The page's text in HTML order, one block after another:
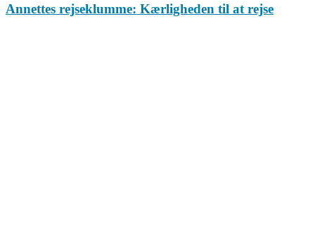
Annettes rejseklumme: Kærligheden til at rejse